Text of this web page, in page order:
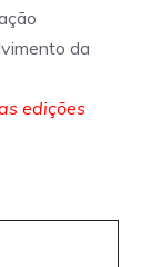
da
edições